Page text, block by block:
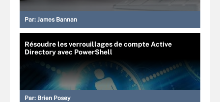
Par: James Bannan
Résoudre les verrouillages de compte Active
Directory avec PowerShell
Par: Brien Posey